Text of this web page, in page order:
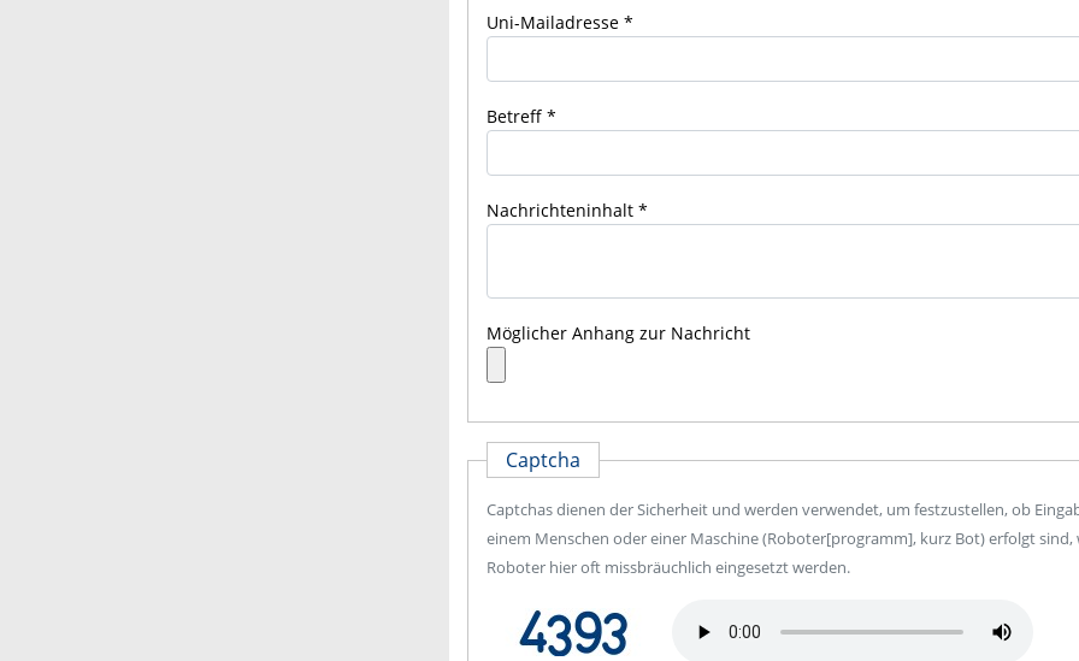
Uni-Mailadresse
Betreff
Nachrichteninhalt
Möglicher Anhang zur Nachricht
Captcha
Captchas dienen der Sicherheit und werden verwendet, um festzustellen, ob
einem Menschen oder einer Maschine (Roboter[programm], kurz Bot) erfolgt sind,
Roboter hier oft missbräuchlich eingesetzt werden.